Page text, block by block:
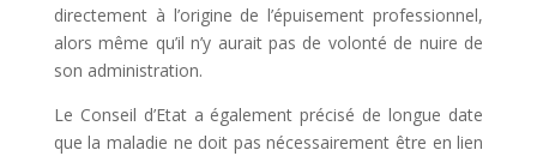
directement à l’origine de l’épuisement professionnel,
alors même qu’il n’y aurait pas de volonté de nuire de
son administration.
Le Conseil d’Etat a également précisé de longue date
que la maladie ne doit pas nécessairement être en lien